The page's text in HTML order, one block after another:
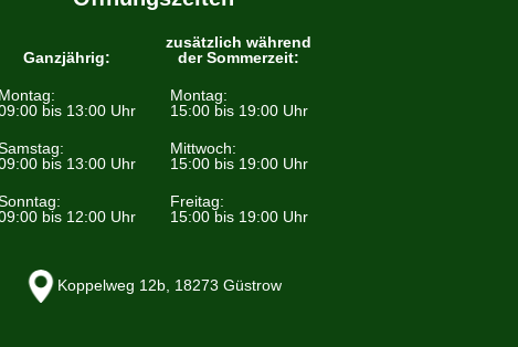
Ganzjährig:
Montag:
bis 13:00 Uhr
bis 13:00 Uhr
bis 12:00 Uhr
zusätzlich während
der Sommerzeit:
Montag:
15:00 bis 19:00 Uhr
Mittwoch:
15:00 bis 19:00 Uhr
Freitag:
15:00 bis 19:00 Uhr
Koppelweg 12b, 18273 Güstrow